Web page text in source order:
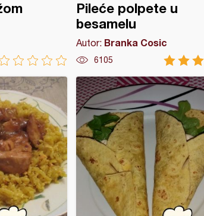
Pileće polpete u
besamelu
Autor: Branka Cosic
6105